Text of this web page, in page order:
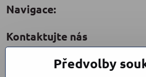
Navigace:
Kontaktujte nás
CYCLESTAR s​.r​.o​.
Předvolby